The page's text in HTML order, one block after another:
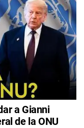
a Gianni
de la ONU